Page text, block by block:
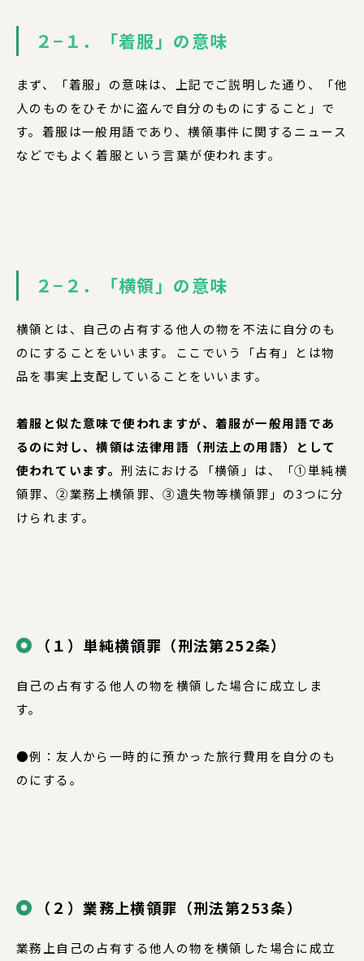
２−１．「着服」の意味
まず、「着服」の意味は、上記でご説明した通り、「他
人のものをひそかに盗んで自分のものにすること」で
す。着服は一般用語であり、横領事件に関するニュース
などでもよく着服という言葉が使われます。
２−２．「横領」の意味
横領とは、自己の占有する他人の物を不法に自分のも
のにすることをいいます。ここでいう「占有」とは物
品を事実上支配していることをいいます。
着服と似た意味で使われますが、着服が一般用語であ
るのに対し、横領は法律用語（刑法上の用語）として
使われています。刑法における「横領」は、「①単純横
領罪、②業務上横領罪、③遺失物等横領罪」の3つに分
けられます。
（１）単純横領罪（刑法第252条）
自己の占有する他人の物を横領した場合に成立しま
す。
●例：友人から一時的に預かった旅行費用を自分のも
のにする。
（２）業務上横領罪（刑法第253条）
業務上自己の占有する他人の物を横領した場合に成立